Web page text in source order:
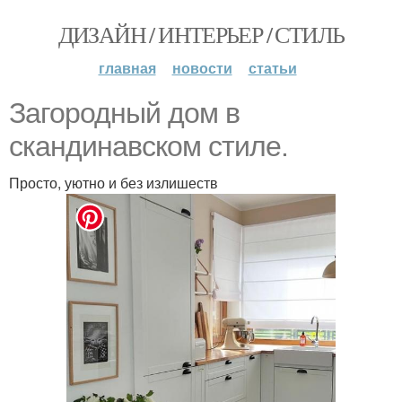
ДИЗАЙН / ИНТЕРЬЕР / СТИЛЬ
главная новости статьи
Загородный дом в
скандинавском стиле.
Просто, уютно и без излишеств